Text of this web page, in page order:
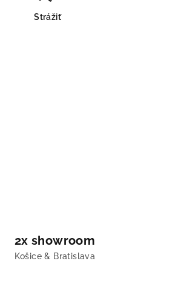
Strážiť
2x showroom
Košice & Bratislava